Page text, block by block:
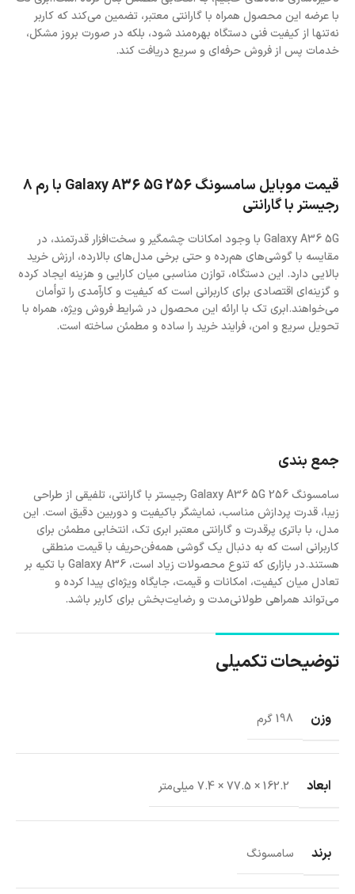
با عرضه این محصول همراه با گارانتی معتبر، تضمین می‌کند که کاربر
نه‌تنها از کیفیت فنی دستگاه بهره‌مند شود، بلکه در صورت بروز مشکل،
خدمات پس از فروش حرفه‌ای و سریع دریافت کند.
قیمت موبایل سامسونگ Galaxy A36 5G 256 با رم 8
رجیستر با گارانتی
Galaxy A36 5G با وجود امکانات چشمگیر و سخت‌افزار قدرتمند، در
مقایسه با گوشی‌های هم‌رده و حتی برخی مدل‌های بالارده، ارزش خرید
بالایی دارد. این دستگاه، توازن مناسبی میان کارایی و هزینه ایجاد کرده
و گزینه‌ای اقتصادی برای کاربرانی است که کیفیت و کارآمدی را توأمان
می‌خواهند.ابری تک با ارائه این محصول در شرایط فروش ویژه، همراه با
تحویل سریع و امن، فرایند خرید را ساده و مطمئن ساخته است.
جمع بندی
سامسونگ Galaxy A36 5G 256 رجیستر با گارانتی، تلفیقی از طراحی
زیبا، قدرت پردازش مناسب، نمایشگر باکیفیت و دوربین دقیق است. این
مدل، با باتری پرقدرت و گارانتی معتبر ابری تک، انتخابی مطمئن برای
کاربرانی است که به دنبال یک گوشی همه‌فن‌حریف با قیمت منطقی
هستند.در بازاری که تنوع محصولات زیاد است، Galaxy A36 با تکیه بر
تعادل میان کیفیت، امکانات و قیمت، جایگاه ویژه‌ای پیدا کرده و
می‌تواند همراهی طولانی‌مدت و رضایت‌بخش برای کاربر باشد.
توضیحات تکمیلی
وزن 198 گرم
ابعاد 162.2 × 77.5 × 7.4 میلی‌متر
برند سامسونگ